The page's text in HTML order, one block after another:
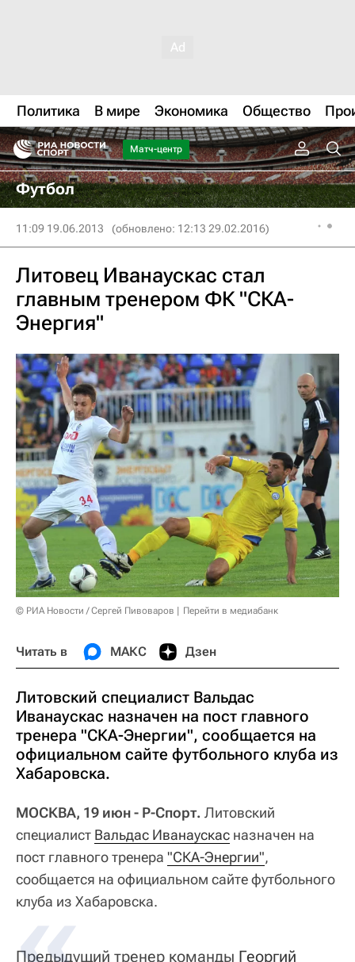
Политика В мире Экономика Общество
Матч-центр
Футбол
11:09 19.06.2013 (обновлено: 12:13 29.02.2016)
Литовец Иванаускас стал
главным тренером ФК "СКА-
Энергия"
© РИА Новости / Сергей Пивоваров Перейти в медиабанк
Читать в МАКС Дзен
Литовский специалист Вальдас
Иванаускас назначен на пост главного
тренера "СКА-Энергии", сообщается на
официальном сайте футбольного клуба из
Хабаровска.
МОСКВА, 19 июн - Р-Спорт. Литовский
специалист Вальдас Иванаускас назначен на
пост главного тренера "СКА-Энергии",
сообщается на официальном сайте футбольного
клуба из Хабаровска.
Предыдущий тренер команды Георгий